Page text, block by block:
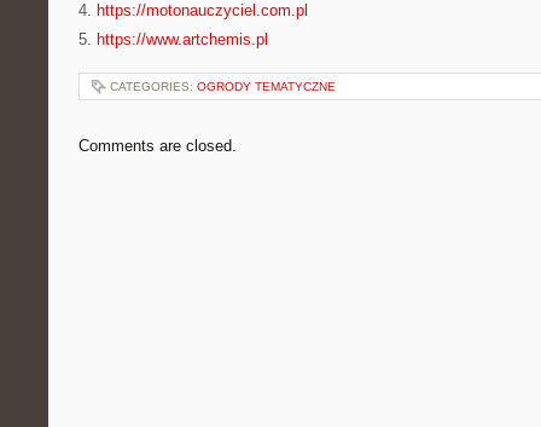
4. https://motonauczyciel.com.pl
5. https://www.artchemis.pl
CATEGORIES: OGRODY TEMATYCZNE
Comments are closed.